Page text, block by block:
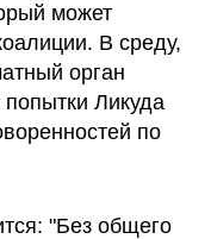
может
В среду,
орган
попытки Ликуда
по
"Без общего